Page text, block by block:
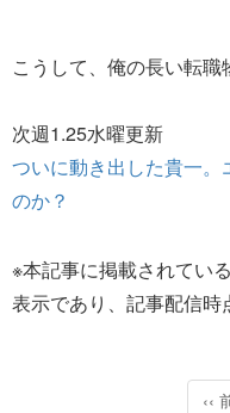
こうして、俺の長い転職
次週1.25水曜更新
ついに動き出した貴一
のか？
※本記事に掲載されてい
表示であり、記事配信時
‹‹